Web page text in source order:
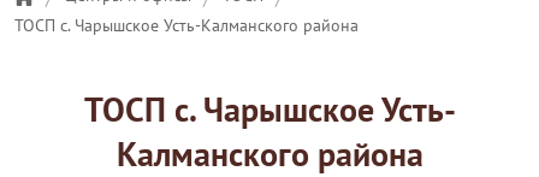
ТОСП с. Чарышское Усть-Калманского района
ТОСП с. Чарышское Усть-
Калманского района